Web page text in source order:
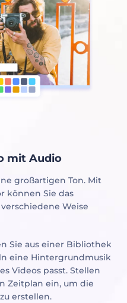
mit Audio
großartigen Ton. Mit
können Sie das
Weise
Sie aus einer Bibliothek
eine Hintergrundmusik
Videos passt. Stellen
Zeitplan ein, um die
erstellen.